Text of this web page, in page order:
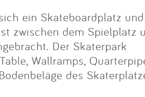
ein Skateboardplatz
zwischen dem Spielplatz
Der Skaterpark
Wallramps,
des